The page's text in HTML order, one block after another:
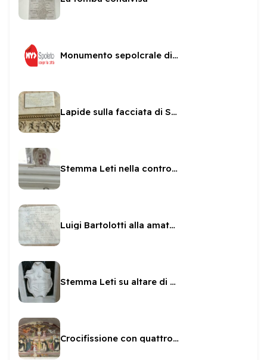
Monumento sepolcrale di Fulvio Orsini
Lapide sulla facciata di San Pietro
Stemma Leti nella controfacciata di San Pietro
Luigi Bartolotti alla amata Lucia
Stemma Leti su altare di San Brunone
Crocifissione con quattro angeli attribuita allo Spagna